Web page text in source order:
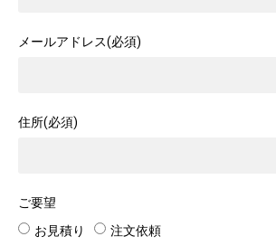
メールアドレス(必須)
住所(必須)
ご要望
お見積り
注文依頼